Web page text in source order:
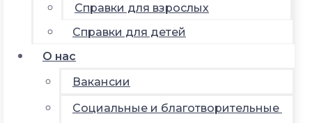
Справки для взрослых
Справки для детей
О нас
Вакансии
Социальные и благотворительные